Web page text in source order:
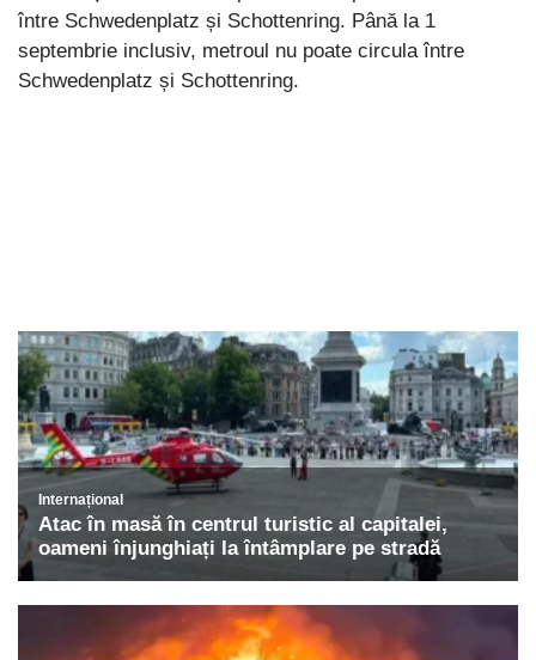
între Schwedenplatz și Schottenring. Până la 1
septembrie inclusiv, metroul nu poate circula între
Schwedenplatz și Schottenring.